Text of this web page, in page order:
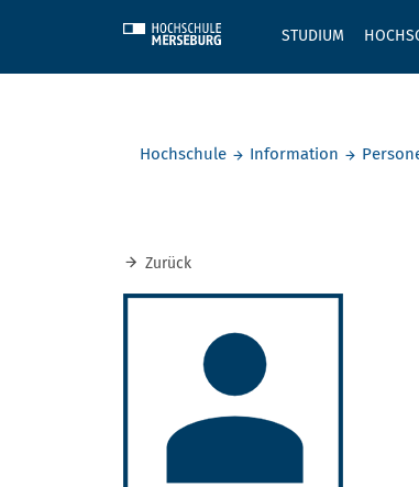
STUDIUM
Hochschule
Information
Zurück